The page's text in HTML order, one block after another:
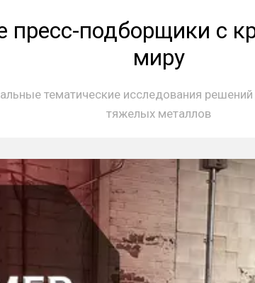
пресс-подборщики с
миру
тематические исследования
тяжелых металлов​​​​​​​